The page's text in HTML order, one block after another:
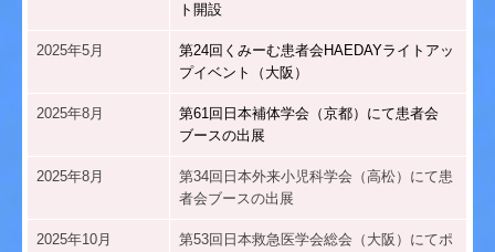
ト開設
2025年5月
第24回くみーむ患者会HAEDAYライトアッ
プイベント（大阪）
2025年8月
第61回日本補体学会（京都）にて患者会
ブースの出展
2025年8月
第34回日本外来小児科学会（高松）にて患
者会ブースの出展
2025年10月 第53回日本救急医学会総会（大阪）にてポ